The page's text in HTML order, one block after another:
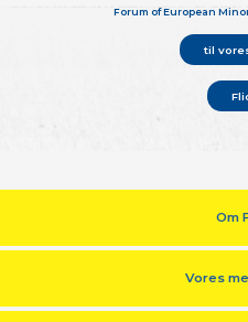
Forum of European
til
Om
Vores